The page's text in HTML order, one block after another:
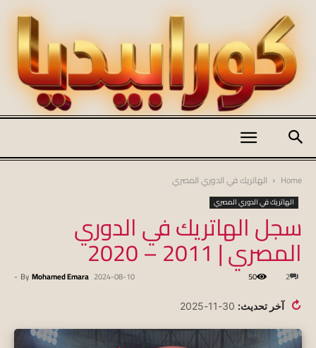
koraapedia
Home الهاتريك في الدوري المصري
الهاتريك في الدوري المصري
سجل الهاتريك في الدوري
المصري | 2011 – 2020
By Mohamed Emara
- 2024-08-10 2
50
↻ آخر تحديث: 30-11-2025